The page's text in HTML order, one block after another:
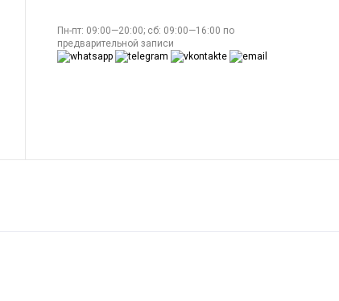
Пн-пт: 09:00—20:00; сб: 09:00—16:00 по
предварительной записи